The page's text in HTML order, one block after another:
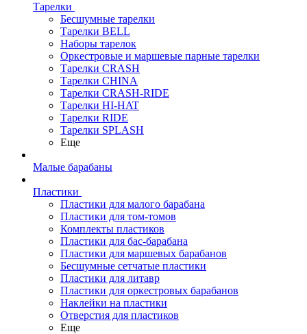
Тарелки
Бесшумные тарелки
Тарелки BELL
Наборы тарелок
Оркестровые и маршевые парные тарелки
Тарелки CRASH
Тарелки CHINA
Тарелки CRASH-RIDE
Тарелки HI-HAT
Тарелки RIDE
Тарелки SPLASH
Еще
Малые барабаны
Пластики
Пластики для малого барабана
Пластики для том-томов
Комплекты пластиков
Пластики для бас-барабана
Пластики для маршевых барабанов
Бесшумные сетчатые пластики
Пластики для литавр
Пластики для оркестровых барабанов
Наклейки на пластики
Отверстия для пластиков
Еще